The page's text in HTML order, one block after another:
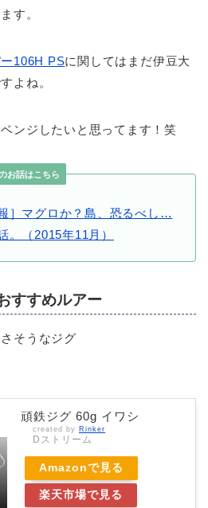
す。
106H PSに関してはまだ伊豆大
よね。
ンジしたいと思ってます！笑
お話はこちら
］マグロか？島、恐るべし…
。（2015年11月）
すすめルアー
そうなジグ
頑鉄ジグ 60g イワシ
created by Rinker
Dストリーム
Amazonで見る
楽天市場で見る